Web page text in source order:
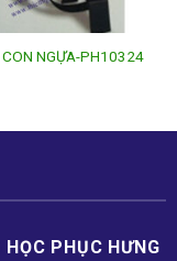
CON NGỰA-PH10324
PHỤC H­ƯNG